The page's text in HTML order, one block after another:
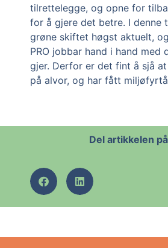
tilrettelegge, og opne for
for å gjere det betre. I denne
grøne skiftet høgst aktuelt,
PRO jobbar hand i hand med
gjer. Derfor er det fint å sjå
på alvor, og har fått
Del artikkelen